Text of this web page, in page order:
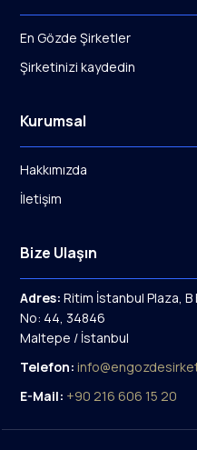
En Gözde Şirketler
Şirketinizi kaydedin
Kurumsal
Hakkımızda
İletişim
Bize Ulaşın
Adres: Ritim İstanbul Plaza, B
No: 44, 34846
Maltepe / İstanbul
Telefon:
E-Mail: +90 216 606 15 20